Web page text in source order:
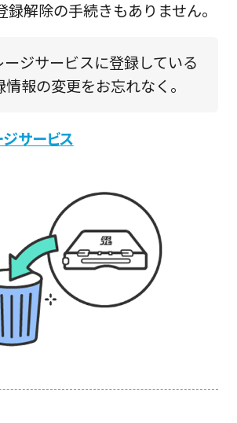
解除の手続きもありません。
ージサービスに登録している
報の変更をお忘れなく。
サービス